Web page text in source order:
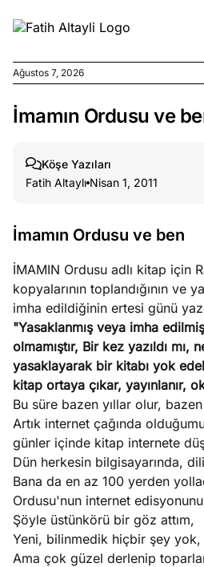
Ağustos
yasalar
Ağustos
stok
caiz
Ağustos
4, 2026
umutlu
ister
Köşe
Yazıları
Ağustos 7, 2026
İmamın Ordusu ve
Köşe Yazıları
Fatih Altaylı Nisan 1, 2011
İmamın Ordusu ve ben
İMAMIN Ordusu adlı kitap için
kopyalarının toplandığının ve
imha edildiğinin ertesi günü
"Yasaklanmış veya imha
olmamıştır, Bir kez yazıldı mı,
yasaklayarak bir kitabı yok
kitap ortaya çıkar, yayınlanır,
Bu süre bazen yıllar olur,
Artık internet çağında
günler içinde kitap internete
Dün herkesin bilgisayarında,
Bana da en az 100 yerden
Ordusu'nun internet
Şöyle üstünkörü bir göz attım,
Yeni, bilinmedik hiçbir şey yok,
Ama çok güzel derlenip